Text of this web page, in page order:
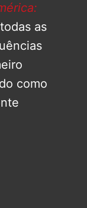
as
como